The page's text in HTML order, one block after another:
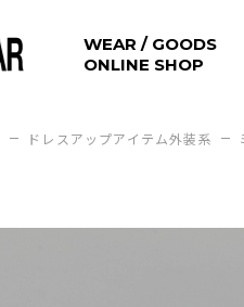
WEAR / GOODS
ONLINE SHOP
ドレスアップアイテム外装系